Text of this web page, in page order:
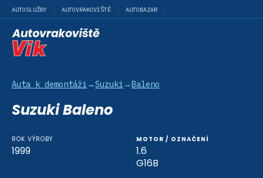
AUTOSLUŽBY AUTOVRAKOVIŠTĚ AUTOBAZAR
Auta k demontáži →Suzuki →Baleno
Suzuki Baleno
ROK VÝROBY
1999
MOTOR / OZNAČENÍ
1.6
G16B